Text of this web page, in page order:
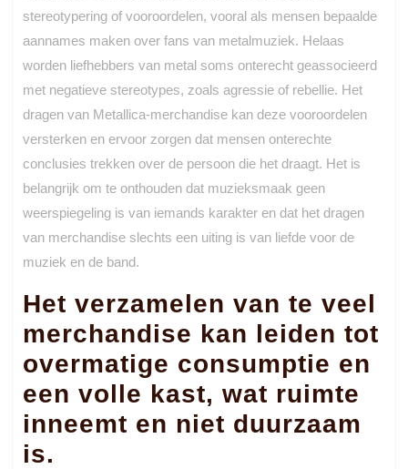
stereotypering of vooroordelen, vooral als mensen bepaalde
aannames maken over fans van metalmuziek. Helaas
worden liefhebbers van metal soms onterecht geassocieerd
met negatieve stereotypes, zoals agressie of rebellie. Het
dragen van Metallica-merchandise kan deze vooroordelen
versterken en ervoor zorgen dat mensen onterechte
conclusies trekken over de persoon die het draagt. Het is
belangrijk om te onthouden dat muzieksmaak geen
weerspiegeling is van iemands karakter en dat het dragen
van merchandise slechts een uiting is van liefde voor de
muziek en de band.
Het verzamelen van te veel
merchandise kan leiden tot
overmatige consumptie en
een volle kast, wat ruimte
inneemt en niet duurzaam
is.